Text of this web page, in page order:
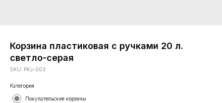
Корзина пластиковая с ручками 20 л.
светло-серая
SKU: PKJ-003
Категория
Покупательские корзины